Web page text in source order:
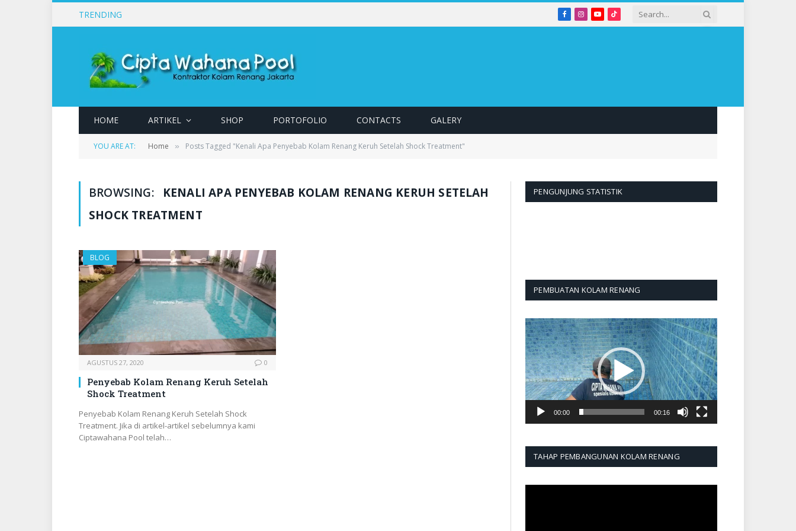
TRENDING Facebook
Instagram
YouTubeTikTok
HOME ARTIKEL SHOP PORTOFOLIO CONTACTS GALERY
YOU ARE AT: Home » Posts Tagged "Kenali Apa Penyebab Kolam Renang Keruh Setelah Shock Treatment"
BROWSING:
KENALI APA PENYEBAB KOLAM RENANG KERUH SETELAH
SHOCK TREATMENT
BLOG
AGUSTUS 27, 2020 0
Penyebab Kolam Renang Keruh Setelah
Shock Treatment
Penyebab Kolam Renang Keruh Setelah Shock
Treatment. Jika di artikel-artikel sebelumnya kami
Ciptawahana Pool telah…
PENGUNJUNG STATISTIK
PEMBUATAN KOLAM RENANG
Pemutar
Video
00:00 00:16
TAHAP PEMBANGUNAN KOLAM RENANG